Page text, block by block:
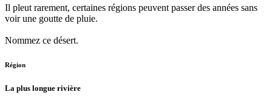
Il pleut rarement, certaines régions peuvent passer des années sans
voir une goutte de pluie.
Nommez ce désert.
Région
La plus longue rivière